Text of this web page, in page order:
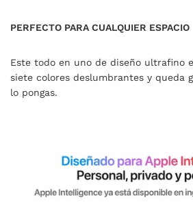
PERFECTO PARA CUALQUIER ESPACIO
Este todo en uno de diseño ultrafino
siete colores deslumbrantes y queda
lo pongas.